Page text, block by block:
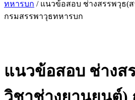
ทหารบก / แนวข้อสอบ ช่างสรรพวุธ(
กรมสรรพาวุธทหารบก
แนวข้อสอบ ช่างส